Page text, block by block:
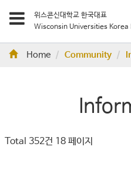
위스콘신대학교 한국대표
Wisconsin Universities Korea
Home Community
Total 352건 18 페이지